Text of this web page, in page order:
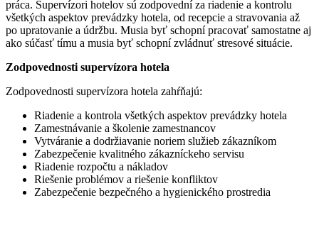
práca. Supervízori hotelov sú zodpovední za riadenie a kontrolu
všetkých aspektov prevádzky hotela, od recepcie a stravovania až
po upratovanie a údržbu. Musia byť schopní pracovať samostatne aj
ako súčasť tímu a musia byť schopní zvládnuť stresové situácie.
Zodpovednosti supervízora hotela
Zodpovednosti supervízora hotela zahŕňajú:
Riadenie a kontrola všetkých aspektov prevádzky hotela
Zamestnávanie a školenie zamestnancov
Vytváranie a dodržiavanie noriem služieb zákazníkom
Zabezpečenie kvalitného zákazníckeho servisu
Riadenie rozpočtu a nákladov
Riešenie problémov a riešenie konfliktov
Zabezpečenie bezpečného a hygienického prostredia